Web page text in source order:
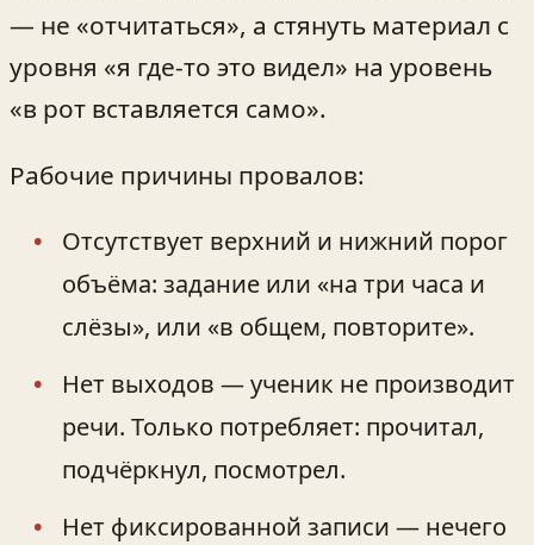
— не «отчитаться», а стянуть материал с
уровня «я где-то это видел» на уровень
«в рот вставляется само».
Рабочие причины провалов:
Отсутствует верхний и нижний порог
объёма: задание или «на три часа и
слёзы», или «в общем, повторите».
Нет выходов — ученик не производит
речи. Только потребляет: прочитал,
подчёркнул, посмотрел.
Нет фиксированной записи — нечего